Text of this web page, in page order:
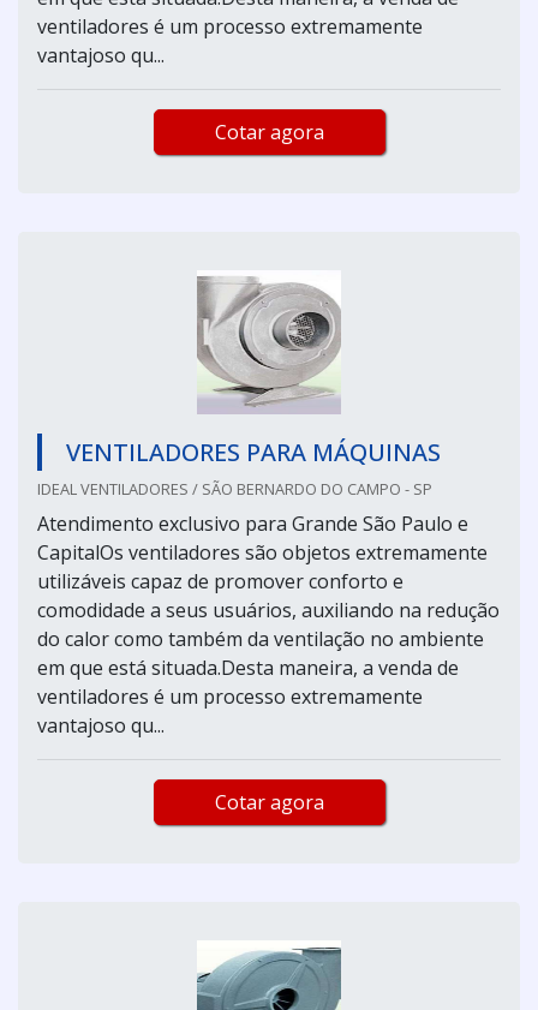
ventiladores é um processo extremamente
vantajoso qu...
Cotar agora
VENTILADORES PARA MÁQUINAS
IDEAL VENTILADORES / SÃO BERNARDO DO CAMPO - SP
Atendimento exclusivo para Grande São Paulo e
CapitalOs ventiladores são objetos extremamente
utilizáveis capaz de promover conforto e
comodidade a seus usuários, auxiliando na redução
do calor como também da ventilação no ambiente
em que está situada.Desta maneira, a venda de
ventiladores é um processo extremamente
vantajoso qu...
Cotar agora